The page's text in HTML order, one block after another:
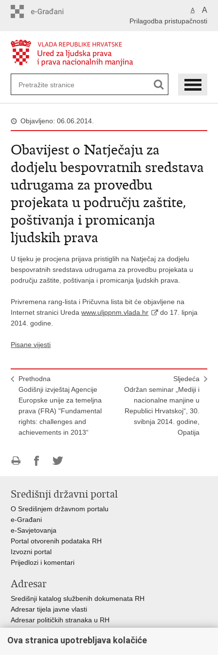
A A
Prilagodba pristupačnosti
Objavljeno: 06.06.2014.
Obavijest o Natječaju za
dodjelu bespovratnih sredstava
udrugama za provedbu
projekata u području zaštite,
poštivanja i promicanja
ljudskih prava
U tijeku je procjena prijava pristiglih na Natječaj za dodjelu
bespovratnih sredstava udrugama za provedbu projekata u
području zaštite, poštivanja i promicanja ljudskih prava.
Privremena rang-lista i Pričuvna lista bit će objavljene na
Internet stranici Uredawww.uljppnm.vlada.hr
do 17. lipnja
2014. godine.
Pisane vijesti
Prethodna
Godišnji izvještaj Agencije
Europske unije za temeljna
prava (FRA) "Fundamental
rights: challenges and
achievements in 2013“
Sljedeća
Održan seminar „Mediji i
nacionalne manjine u
Republici Hrvatskoj“, 30.
svibnja 2014. godine,
Opatija
FacebookuTwitteru
Središnji državni portal
O Središnjem državnom portalu
e-Građani
e-Savjetovanja
Portal otvorenih podataka RH
Izvozni portal
Prijedlozi i komentari
Adresar
Središnji katalog službenih dokumenata RH
Adresar tijela javne vlasti
Adresar političkih stranaka u RH
Besplatni telefoni javne uprave
Ova stranica upotrebljava kolačiće